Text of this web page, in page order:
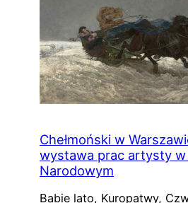
Chełmoński w
wystawa prac artysty w
Narodowym
Babie lato, Kuropatwy,